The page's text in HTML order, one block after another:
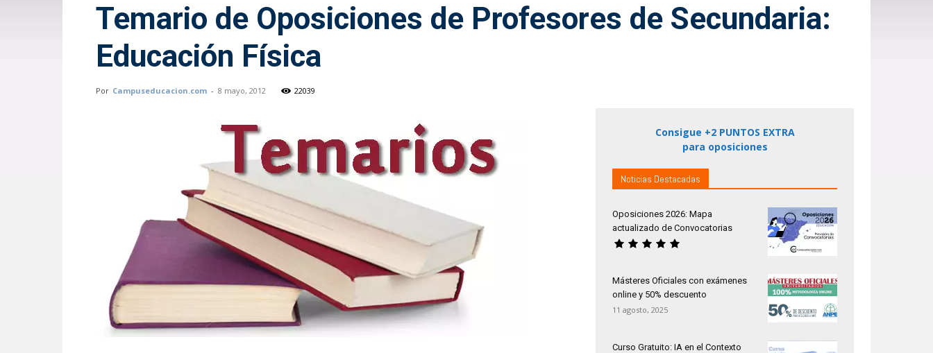
Temario de Oposiciones de Profesores de Secundaria:
Educación Física
Por Campuseducacion.com - 8 mayo, 2012 22039
Consigue +2 PUNTOS EXTRA
para oposiciones
Noticias Destacadas
Oposiciones 2026: Mapa
actualizado de Convocatorias
Másteres Oficiales con exámenes
online y 50% descuento
11 agosto, 2025
Curso Gratuito: IA en el Contexto